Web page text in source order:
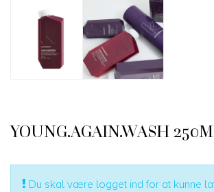
YOUNG.AGAIN.WASH
Du skal være logget ind for at kunne